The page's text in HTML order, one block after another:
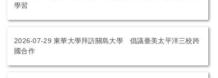
學習
2026-07-29東華大學拜訪關島大學 倡議臺美太平洋三校跨
國合作